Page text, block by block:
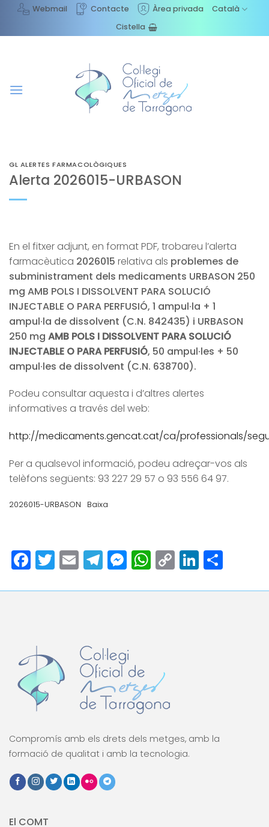
content
Webmail Contacte Àrea privada
Català
Cistella
GL ALERTES FARMACOLÒGIQUES
Alerta 2026015-URBASON
En el fitxer adjunt, en format PDF, trobareu l’alerta
farmacèutica 2026015 relativa als problemes de
subministrament dels medicaments URBASON 250
mg AMB POLS I DISSOLVENT PARA SOLUCIÓ
INJECTABLE O PARA PERFUSIÓ, 1 ampul·la + 1
ampul·la de dissolvent (C.N. 842435) i URBASON
250 mg AMB POLS I DISSOLVENT PARA SOLUCIÓ
INJECTABLE O PARA PERFUSIÓ, 50 ampul·les + 50
ampul·les de dissolvent (C.N. 638700).
Podeu consultar aquesta i d’altres alertes
informatives a través del web:
http://medicaments.gencat.cat/ca/professionals/
Per a qualsevol informació, podeu adreçar-vos als
telèfons següents: 93 227 29 57 o 93 556 64 97.
2026015-URBASON Baixa
Facebook
Twitter
EmailTelegram
Messenger
WhatsApp
Copy
Link
Compromís amb els drets dels metges, amb la
formació de qualitat i amb la tecnologia.
El COMT